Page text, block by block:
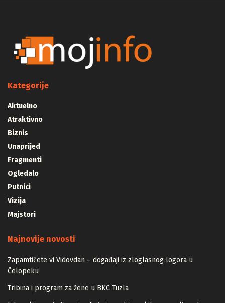
Kategorije
Aktuelno
Atraktivno
Biznis
Unaprijed
Fragmenti
Ogledalo
Putnici
Vizija
Majstori
Najnovije novosti
Zapamtićete vi Vidovdan – događaji iz zloglasnog logora u
Čelopeku
Tribina i program za žene u BKC Tuzla